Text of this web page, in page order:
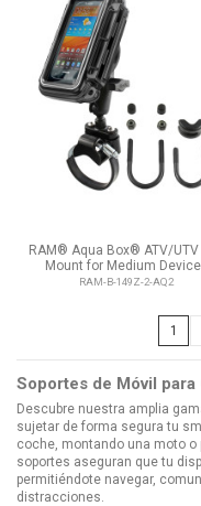
RAM® Aqua Box® ATV/UTV
Mount for Medium
RAM-B-149Z-2-AQ2
1
Soportes de Móvil
Descubre nuestra amplia
sujetar de forma segura tu
coche, montando una moto
soportes aseguran que tu
permitiéndote navegar,
distracciones.